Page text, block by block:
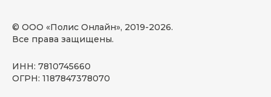
© ООО «Полис Онлайн», 2019-2026.
Все права защищены.
ИНН: 7810745660
ОГРН: 1187847378070